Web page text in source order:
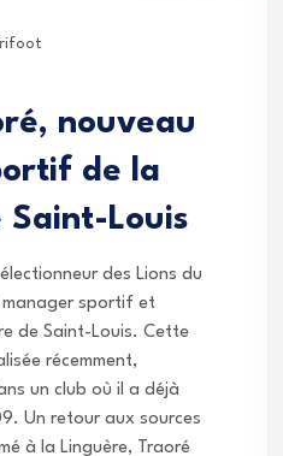
nouveau
de la
Saint-Louis
des Lions du
manager sportif et
de Saint-Louis. Cette
récemment,
un club où il a déjà
Un retour aux sources
à la Linguère, Traoré